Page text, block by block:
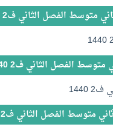
متوسط الفصل الثاني ف2 1440
الفصل الثاني ف2 1440
متوسط الفصل الثاني ف2 1440